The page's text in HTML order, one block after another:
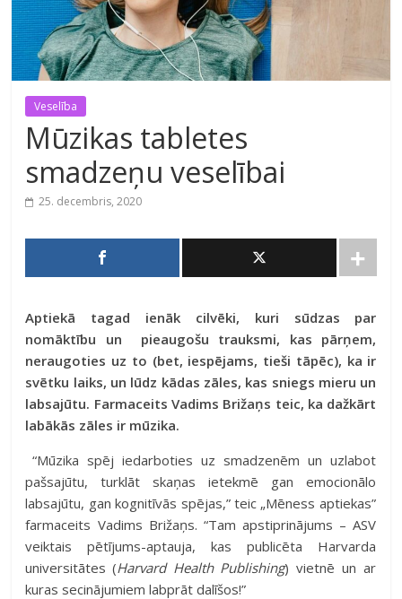
Veselība
Mūzikas tabletes
smadzeņu veselībai
25. decembris, 2020
Aptiekā tagad ienāk cilvēki, kuri sūdzas par
nomāktību un pieaugošu trauksmi, kas pārņem,
neraugoties uz to (bet, iespējams, tieši tāpēc), ka ir
svētku laiks, un lūdz kādas zāles, kas sniegs mieru un
labsajūtu. Farmaceits Vadims Brižaņs teic, ka dažkārt
labākās zāles ir mūzika.
“Mūzika spēj iedarboties uz smadzenēm un uzlabot
pašsajūtu, turklāt skaņas ietekmē gan emocionālo
labsajūtu, gan kognitīvās spējas,” teic „Mēness aptiekas”
farmaceits Vadims Brižaņs. “Tam apstiprinājums – ASV
veiktais pētījums-aptauja, kas publicēta Harvarda
universitātes (Harvard Health Publishing) vietnē un ar
kuras secinājumiem labprāt dalīšos!”